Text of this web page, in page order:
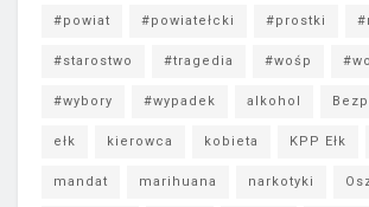
#powiat #powiatełcki #prostki
#starostwo #tragedia #wośp
#wybory #wypadek alkohol
ełk kierowca kobieta KPP Ełk
mandat marihuana narkotyki